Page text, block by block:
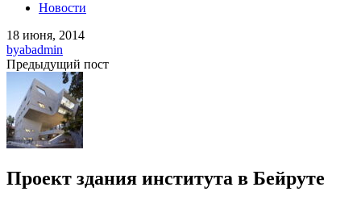
Новости
18 июня, 2014
byabadmin
Предыдущий пост
Проект здания института в Бейруте